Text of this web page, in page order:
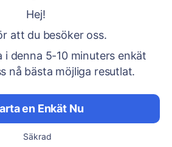
Hej!
att du besöker oss.
i denna 5-10 minuters enkät
nå bästa möjliga resutlat.
en Enkät Nu
Säkrad